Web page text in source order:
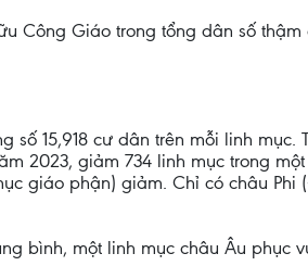
Công Giáo trong tổng dân số thậm
15,918 cư dân trên mỗi linh mục.
2023, giảm 734 linh mục trong
phận) giảm. Chỉ có châu Phi
bình, một linh mục châu Âu phục